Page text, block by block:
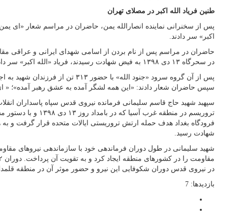
طنین فریاد الله اکبر در مصلای تهران
پس از سخنرانی نماینده انصارالله یمن، حاضران در مراسم شعار «ای یمن
اکبر» سر دادند.
حاضران در مراسم پس از نام بردن از اسامی شهدای ایرانی و عراقی
در سحرگاه ۱۳ دی ۱۳۹۸ به فیض شهادت رسیدند، فریاد «الله اکبر» سر دادند.
پس از آن گروه سرود «جنود الله» با حضور ۳۱۳ تن
سپس حاضران شعار دادند: «این همه لشگر آمده به عشق رهبر آمده»؛ « ای
سپهبد شهید حاج قاسم سلیمانی فرمانده نیروی قدس سپاه پاسداران
تروریسم در منطقه غرب آسیا
فرودگاه بغداد هدف حمله ارتش تروریستی ایالات متحده قرار گرفت و
شهادت رسید.
شهید سلیمانی در طول دوران فرماندهی خود با سازماندهی نیروهای
در نیروی قدس دوران شکوفایی این نیرو و حضور موثر آن در منطقه
بازدیدها: 7